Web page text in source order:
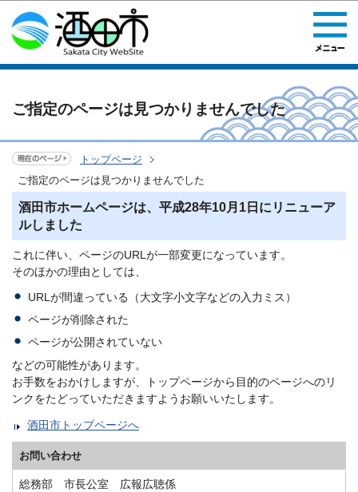
このページの本文へ移動
ご指定のページは見つかりませんでした
トップページ
ご指定のページは見つかりませんでした
酒田市ホームページは、平成28年10月1日にリニューア
ルしました
これに伴い、ページのURLが一部変更になっています。
そのほかの理由としては、
URLが間違っている（大文字小文字などの入力ミス）
ページが削除された
ページが公開されていない
などの可能性があります。
お手数をおかけしますが、トップページから目的のページへのリ
ンクをたどっていただきますようお願いいたします。
酒田市トップページへ
お問い合わせ
総務部 市長公室 広報広聴係